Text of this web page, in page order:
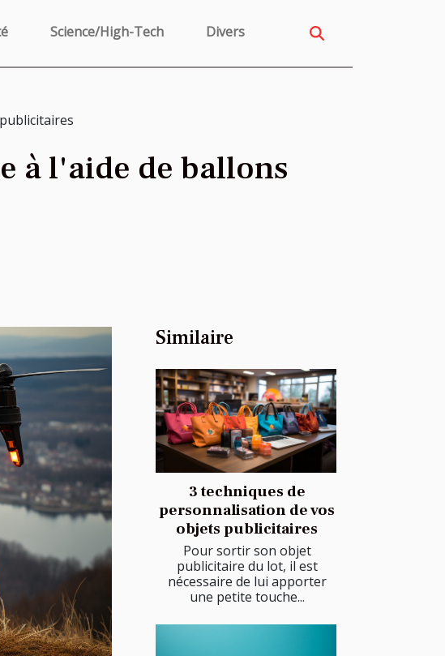
Science/High-Tech Divers
à l'aide de ballons
Similaire
3 techniques de
personnalisation de vos
objets publicitaires
Pour sortir son objet
publicitaire du lot, il est
nécessaire de lui apporter
une petite touche...